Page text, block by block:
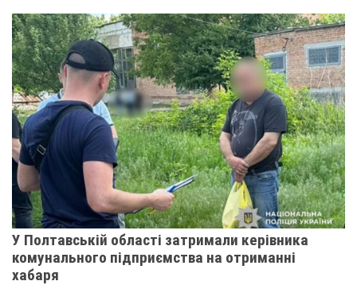
У Полтавській області затримали керівника
комунального підприємства на отриманні
хабаря